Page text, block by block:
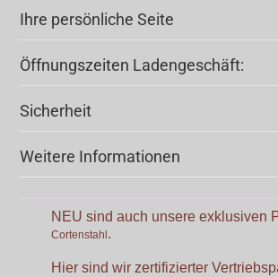
Ihre persönliche Seite
Öffnungszeiten Ladengeschäft:
Sicherheit
Weitere Informationen
NEU sind auch unsere exklusiven
Cortenstahl.
Hier sind wir zertifizierter